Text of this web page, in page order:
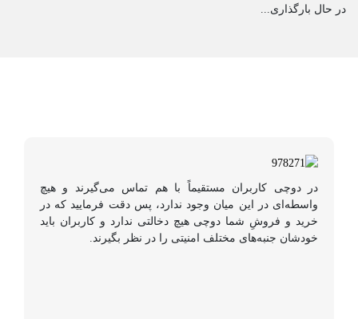
در حال بارگذاری...
در دوچی کاربران مستقیماً با هم تماس می‌گیرند و هیچ
واسطه‌ای در این میان وجود ندارد، پس دقت فرمایید که در
خرید و فروشِ شما دوچی هیچ دخالتی ندارد و کاربران باید
خودشان جنبه‌های مختلف امنیتی را در نظر بگیرند.